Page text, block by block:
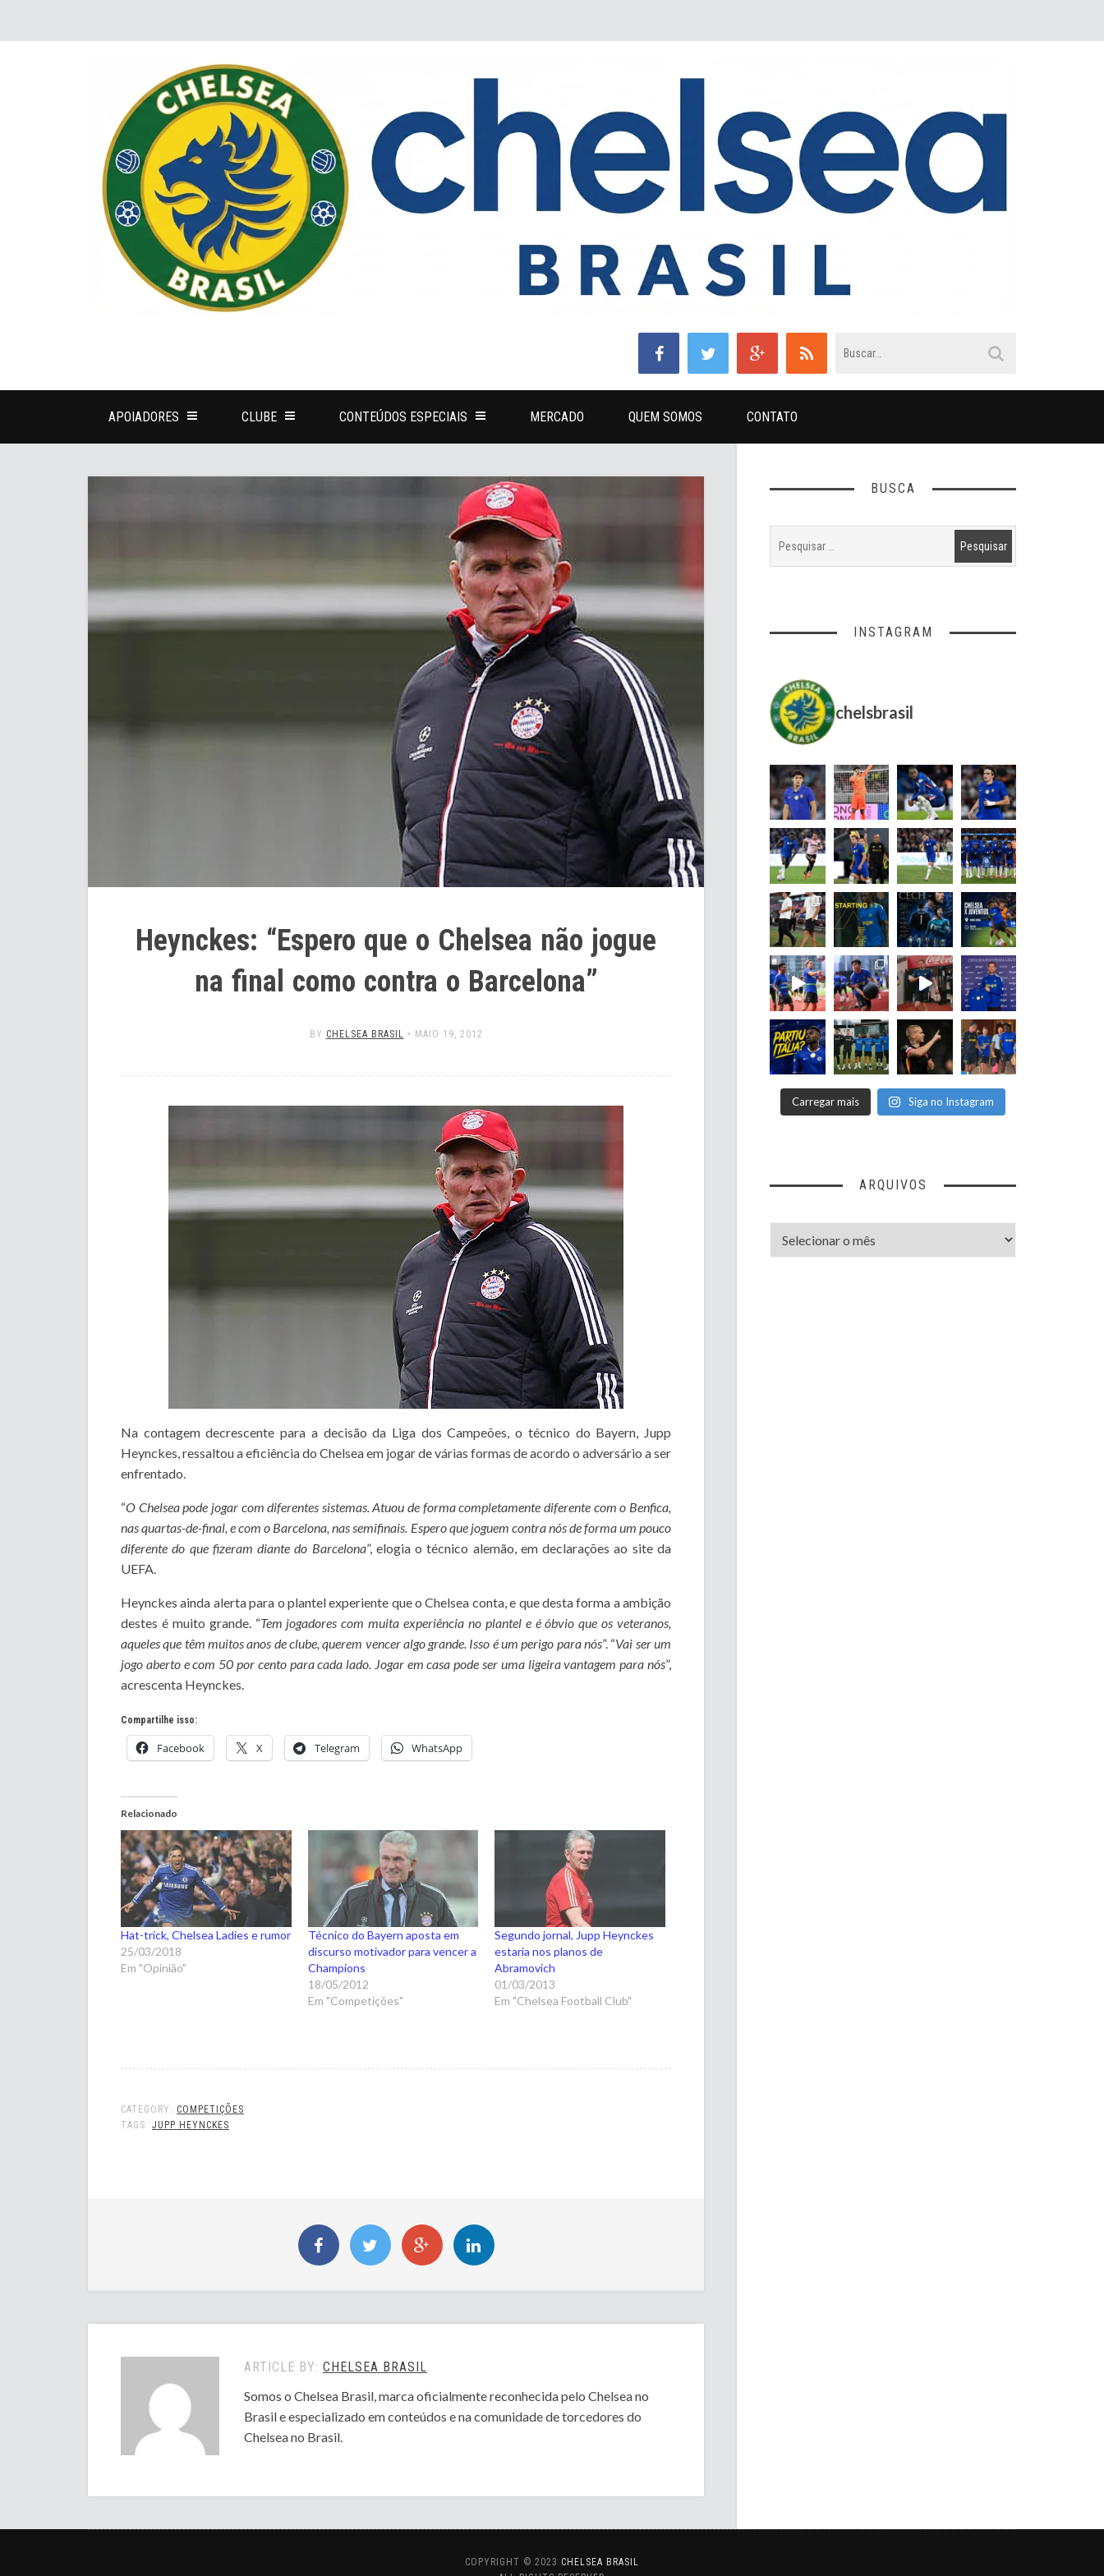
APOIADORES CLUBE CONTEÚDOS ESPECIAIS MERCADO QUEM SOMOS CONTATO
Heynckes: “Espero que o Chelsea não jogue
na final como contra o Barcelona”
BY CHELSEA BRASIL • MAIO 19, 2012
Na contagem decrescente para a decisão da Liga dos Campeões, o técnico do Bayern, Jupp
Heynckes, ressaltou a eficiência do Chelsea em jogar de várias formas de acordo o adversário a ser
enfrentado.
“O Chelsea pode jogar com diferentes sistemas. Atuou de forma completamente diferente com o Benfica,
nas quartas-de-final, e com o Barcelona, nas semifinais. Espero que joguem contra nós de forma um pouco
diferente do que fizeram diante do Barcelona”, elogia o técnico alemão, em declarações ao site da
UEFA.
Heynckes ainda alerta para o plantel experiente que o Chelsea conta, e que desta forma a ambição
destes é muito grande. “Tem jogadores com muita experiência no plantel e é óbvio que os veteranos,
aqueles que têm muitos anos de clube, querem vencer algo grande. Isso é um perigo para nós”. “Vai ser um
jogo aberto e com 50 por cento para cada lado. Jogar em casa pode ser uma ligeira vantagem para nós”,
acrescenta Heynckes.
Compartilhe isso:
Facebook X Telegram WhatsApp
Relacionado
Hat-trick, Chelsea Ladies e rumor
25/03/2018
Em "Opinião"
Técnico do Bayern aposta em
discurso motivador para vencer a
Champions
18/05/2012
Em "Competições"
Segundo jornal, Jupp Heynckes
estaria nos planos de
Abramovich
01/03/2013
Em "Chelsea Football Club"
CATEGORY: COMPETIÇÕES
TAGS: JUPP HEYNCKES
ARTICLE BY: CHELSEA BRASIL
Somos o Chelsea Brasil, marca oficialmente reconhecida pelo Chelsea no
Brasil e especializado em conteúdos e na comunidade de torcedores do
Chelsea no Brasil.
BUSCA
INSTAGRAM
chelsbrasil
Carregar mais Siga no Instagram
ARQUIVOS
COPYRIGHT © 2023 CHELSEA BRASIL